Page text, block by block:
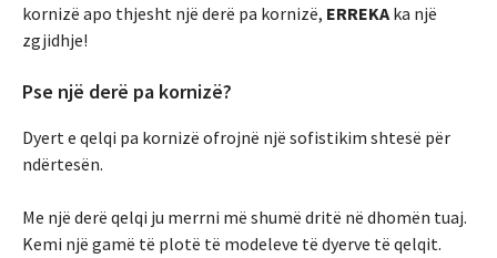
kornizë apo thjesht një derë pa kornizë, ERREKA ka një
zgjidhje!
Pse një derë pa kornizë?
Dyert e qelqi pa kornizë ofrojnë një sofistikim shtesë për
ndërtesën.
Me një derë qelqi ju merrni më shumë dritë në dhomën tuaj.
Kemi një gamë të plotë të modeleve të dyerve të qelqit.